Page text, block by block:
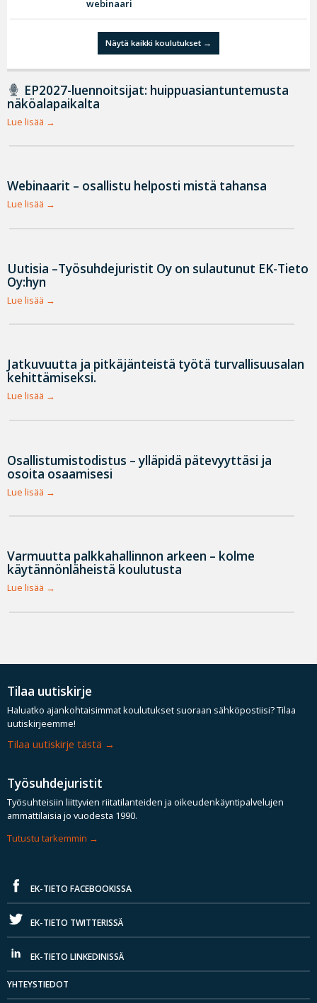
webinaari
Näytä kaikki koulutukset
EP2027-luennoitsijat: huippuasiantuntemusta
näköalapaikalta
Lue lisää
Webinaarit – osallistu helposti mistä tahansa
Lue lisää
Uutisia –Työsuhdejuristit Oy on sulautunut EK-Tieto
Oy:hyn
Lue lisää
Jatkuvuutta ja pitkäjänteistä työtä turvallisuusalan
kehittämiseksi.
Lue lisää
Osallistumistodistus – ylläpidä pätevyyttäsi ja
osoita osaamisesi
Lue lisää
Varmuutta palkkahallinnon arkeen – kolme
käytännönläheistä koulutusta
Lue lisää
Tilaa uutiskirje
Haluatko ajankohtaisimmat koulutukset suoraan sähköpostiisi? Tilaa
uutiskirjeemme!
Tilaa uutiskirje tästä
Työsuhdejuristit
Työsuhteisiin liittyvien riitatilanteiden ja oikeudenkäyntipalvelujen
ammattilaisia jo vuodesta 1990.
Tutustu tarkemmin
EK-TIETO FACEBOOKISSA
EK-TIETO TWITTERISSÄ
EK-TIETO LINKEDINISSÄ
YHTEYSTIEDOT